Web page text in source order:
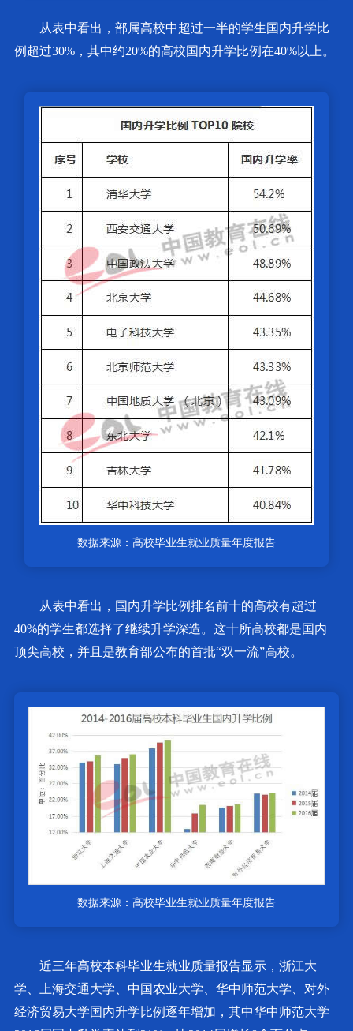
从表中看出，部属高校中超过一半的学生国内升学比
例超过30%，其中约20%的高校国内升学比例在40%以上。
数据来源：高校毕业生就业质量年度报告
从表中看出，国内升学比例排名前十的高校有超过
40%的学生都选择了继续升学深造。这十所高校都是国内
顶尖高校，并且是教育部公布的首批“双一流”高校。
数据来源：高校毕业生就业质量年度报告
近三年高校本科毕业生就业质量报告显示，浙江大
学、上海交通大学、中国农业大学、华中师范大学、对外
经济贸易大学国内升学比例逐年增加，其中华中师范大学